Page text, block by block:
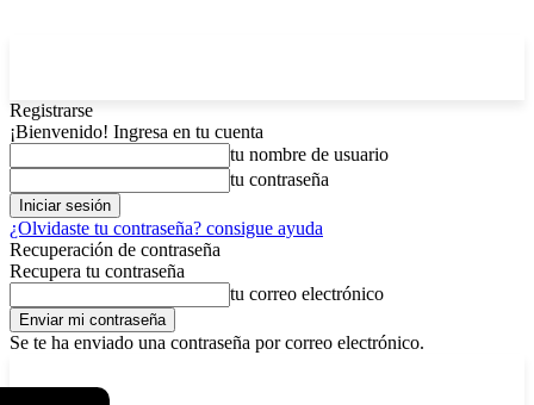
Registrarse
¡Bienvenido! Ingresa en tu cuenta
tu nombre de usuario
tu contraseña
¿Olvidaste tu contraseña? consigue ayuda
Recuperación de contraseña
Recupera tu contraseña
tu correo electrónico
Se te ha enviado una contraseña por correo electrónico.